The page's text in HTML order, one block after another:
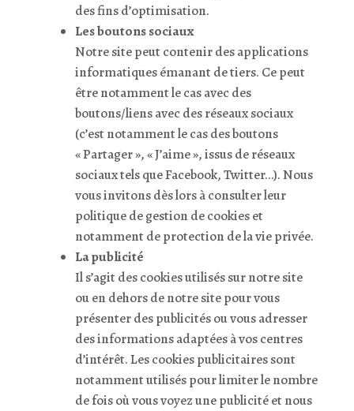
des fins d’optimisation.
Les boutons sociaux
Notre site peut contenir des applications
informatiques émanant de tiers. Ce peut
être notamment le cas avec des
boutons/liens avec des réseaux sociaux
(c’est notamment le cas des boutons
« Partager », « J’aime », issus de réseaux
sociaux tels que Facebook, Twitter…). Nous
vous invitons dès lors à consulter leur
politique de gestion de cookies et
notamment de protection de la vie privée.
La publicité
Il s’agit des cookies utilisés sur notre site
ou en dehors de notre site pour vous
présenter des publicités ou vous adresser
des informations adaptées à vos centres
d’intérêt. Les cookies publicitaires sont
notamment utilisés pour limiter le nombre
de fois où vous voyez une publicité et nous